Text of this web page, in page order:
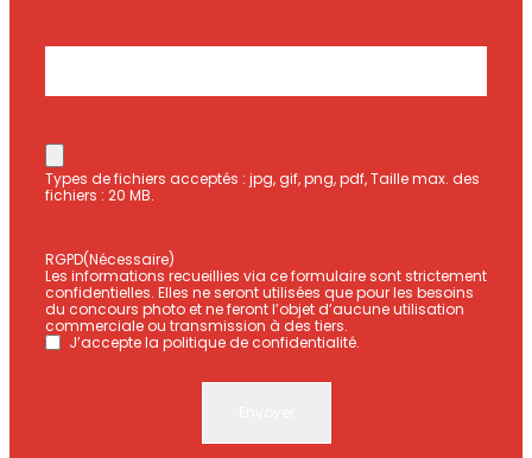
Adresse
Code
Fichier
Types de fichiers acceptés : jpg, gif, png, pdf, Taille max. des
fichiers : 20 MB.
RGPD(Nécessaire)
Les informations recueillies via ce formulaire sont strictement
confidentielles. Elles ne seront utilisées que pour les besoins
du concours photo et ne feront l’objet d’aucune utilisation
commerciale ou transmission à des tiers.
J’accepte la politique de confidentialité.